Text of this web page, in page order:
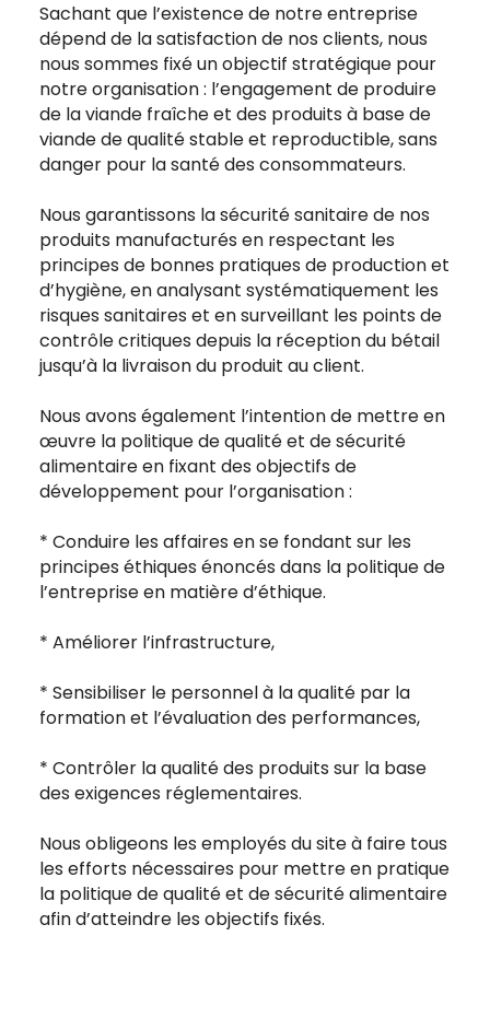
Sachant que l’existence de notre entreprise
dépend de la satisfaction de nos clients, nous
nous sommes fixé un objectif stratégique pour
notre organisation : l’engagement de produire
de la viande fraîche et des produits à base de
viande de qualité stable et reproductible, sans
danger pour la santé des consommateurs.
Nous garantissons la sécurité sanitaire de nos
produits manufacturés en respectant les
principes de bonnes pratiques de production et
d’hygiène, en analysant systématiquement les
risques sanitaires et en surveillant les points de
contrôle critiques depuis la réception du bétail
jusqu’à la livraison du produit au client.
Nous avons également l’intention de mettre en
œuvre la politique de qualité et de sécurité
alimentaire en fixant des objectifs de
développement pour l’organisation :
* Conduire les affaires en se fondant sur les
principes éthiques énoncés dans la politique de
l’entreprise en matière d’éthique.
* Améliorer l’infrastructure,
* Sensibiliser le personnel à la qualité par la
formation et l’évaluation des performances,
* Contrôler la qualité des produits sur la base
des exigences réglementaires.
Nous obligeons les employés du site à faire tous
les efforts nécessaires pour mettre en pratique
la politique de qualité et de sécurité alimentaire
afin d’atteindre les objectifs fixés.